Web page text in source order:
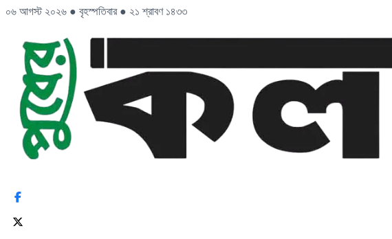
০৬ আগস্ট ২০২৬ ● বৃহস্পতিবার ● ২১ শ্রাবণ ১৪৩৩